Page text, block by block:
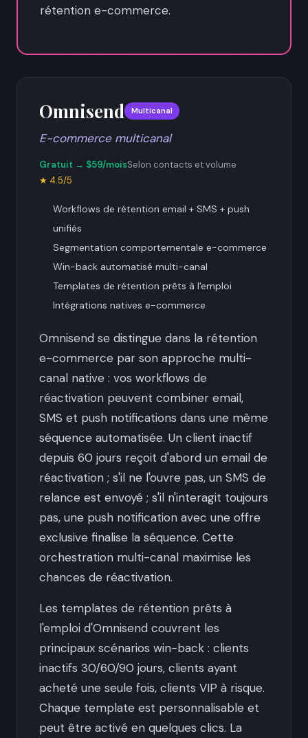
rétention e-commerce.
Omnisend Multicanal
E-commerce multicanal
Gratuit → $59/moisSelon contacts et volume
★ 4.5/5
Workflows de rétention email + SMS + push
unifiés
Segmentation comportementale e-commerce
Win-back automatisé multi-canal
Templates de rétention prêts à l'emploi
Intégrations natives e-commerce
Omnisend se distingue dans la rétention
e-commerce par son approche multi-
canal native : vos workflows de
réactivation peuvent combiner email,
SMS et push notifications dans une même
séquence automatisée. Un client inactif
depuis 60 jours reçoit d'abord un email de
réactivation ; s'il ne l'ouvre pas, un SMS de
relance est envoyé ; s'il n'interagit toujours
pas, une push notification avec une offre
exclusive finalise la séquence. Cette
orchestration multi-canal maximise les
chances de réactivation.
Les templates de rétention prêts à
l'emploi d'Omnisend couvrent les
principaux scénarios win-back : clients
inactifs 30/60/90 jours, clients ayant
acheté une seule fois, clients VIP à risque.
Chaque template est personnalisable et
peut être activé en quelques clics. La